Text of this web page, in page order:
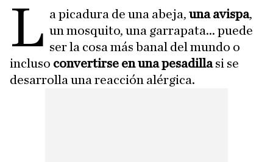
L a picadura de una abeja,una avispa,
un mosquito, una garrapata... puede
ser la cosa más banal del mundo o
incluso convertirse en una pesadillasi se
desarrolla una reacción alérgica.